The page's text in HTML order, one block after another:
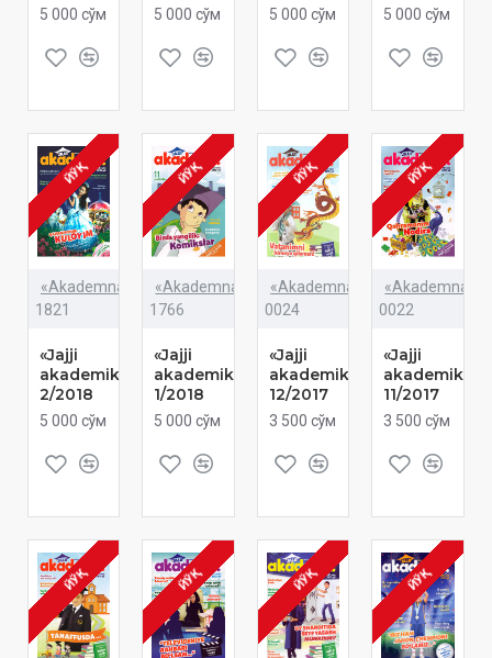
5 000 сўм 5 000 сўм 5 000 сўм 5 000 сўм
ЙЎҚ
«Akademnashr»
1821
«Jajji
akademik»
2/2018
5 000 сўм
ЙЎҚ
«Akademnashr»
1766
«Jajji
akademik»
1/2018
5 000 сўм
ЙЎҚ
«Akademnashr»
0024
«Jajji
akademik»
12/2017
3 500 сўм
ЙЎҚ
0022
«Jajji
akademik»
11/2017
3 500 сўм
ЙЎҚ ЙЎҚ ЙЎҚ ЙЎҚ